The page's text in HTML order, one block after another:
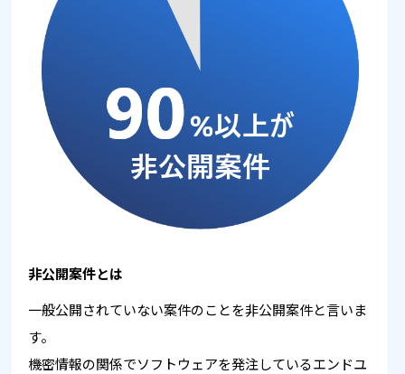
非公開案件とは
一般公開されていない案件のことを非公開案件と言いま
す。
機密情報の関係でソフトウェアを発注しているエンドユ